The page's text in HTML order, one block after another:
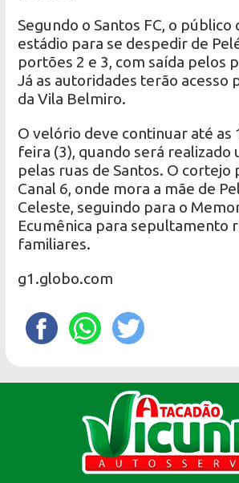
Segundo o Santos FC, o público
estádio para se despedir de
portões 2 e 3, com saída pelos
Já as autoridades terão acesso
da Vila Belmiro.
O velório deve continuar até as
feira (3), quando será realizado
pelas ruas de Santos. O cortejo
Canal 6, onde mora a mãe de
Celeste, seguindo para o
Ecumênica para sepultamento
familiares.
g1.globo.com